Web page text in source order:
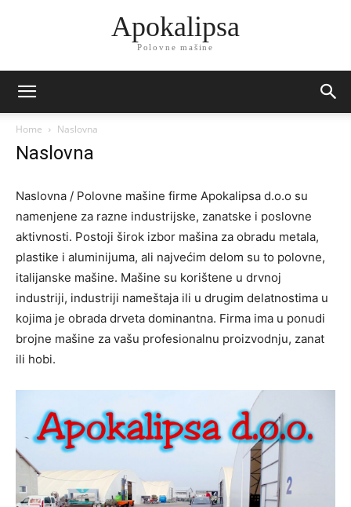
Apokalipsa
Polovne mašine
Home Naslovna
Naslovna
Naslovna / Polovne mašine firme Apokalipsa d.o.o su
namenjene za razne industrijske, zanatske i poslovne
aktivnosti. Postoji širok izbor mašina za obradu metala,
plastike i aluminijuma, ali najvećim delom su to polovne,
italijanske mašine. Mašine su korištene u drvnoj
industriji, industriji nameštaja ili u drugim delatnostima u
kojima je obrada drveta dominantna. Firma ima u ponudi
brojne mašine za vašu profesionalnu proizvodnju, zanat
ili hobi.